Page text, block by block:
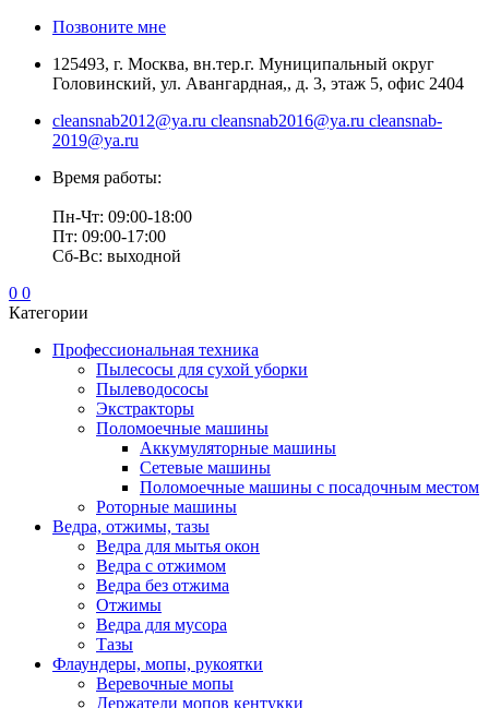
Позвоните мне
125493, г. Москва, вн.тер.г. Муниципальный округ
Головинский, ул. Авангардная,, д. 3, этаж 5, офис 2404
cleansnab2012@ya.ru cleansnab2016@ya.ru cleansnab-
2019@ya.ru
Время работы:
Пн-Чт: 09:00-18:00
Пт: 09:00-17:00
Сб-Вс: выходной
0 0
Категории
Профессиональная техника
Пылесосы для сухой уборки
Пылеводососы
Экстракторы
Поломоечные машины
Аккумуляторные машины
Сетевые машины
Поломоечные машины с посадочным местом
Роторные машины
Ведра, отжимы, тазы
Ведра для мытья окон
Ведра с отжимом
Ведра без отжима
Отжимы
Ведра для мусора
Тазы
Флаундеры, мопы, рукоятки
Веревочные мопы
Держатели мопов кентукки